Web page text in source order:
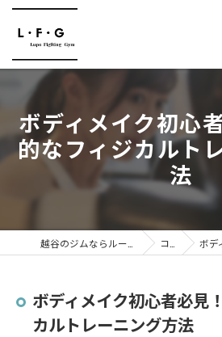
ボディメイク初心
的なフィジカルト
法
コラム ボディメ
ボディメイク初心者必見
カルトレーニング方法